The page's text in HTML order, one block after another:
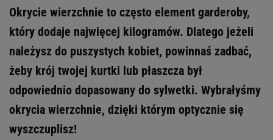
Okrycie wierzchnie to często element garderoby,
który dodaje najwięcej kilogramów. Dlatego jeżeli
należysz do puszystych kobiet, powinnaś zadbać,
żeby krój twojej kurtki lub płaszcza był
odpowiednio dopasowany do sylwetki. Wybrałyśmy
okrycia wierzchnie, dzięki którym optycznie się
wyszczuplisz!